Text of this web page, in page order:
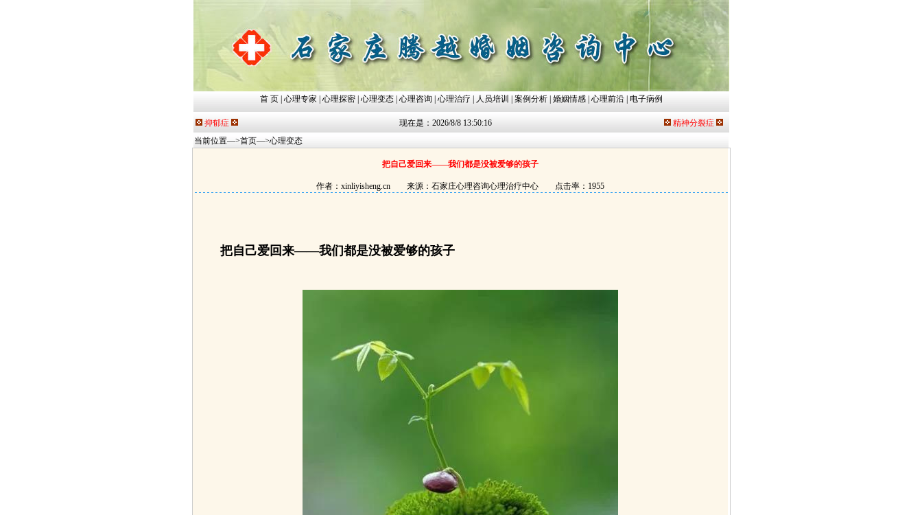
首 页| 心理专家 |心理探密|心理变态|心理咨询 |心理治疗 人员培训 案例分析| 婚姻情感|心理前沿| 电子病例
抑郁症 现在是：2026/8/8 13:50:16
精神分裂症
当前位置—>首页—>心理变态
把自己爱回来——我们都是没被爱够的孩子
作者：xinliyisheng.cn 来源：石家庄心理咨询心理治疗中心 点击率：1955
把自己爱回来——我们都是没被爱够的孩子